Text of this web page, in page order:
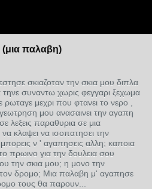
(μια παλαβη)
σκιαζοταν την σκια μου διπλα
τηνε συναντω χωρις φεγγαρι ξεχωμα
μεχρι που φτανει το νερο ,
μου ανασαινει την αγαπη
λεξεις παραθυρια σε μια
κλαψει να ισοπατησει την
ν ' αγαπησεις αλλη; καποια
πρωινο για την δουλεια σου
την σκια μου; η μονο την
δρομο; Μια παλαβη μ' αγαπησε
τους θα παρουν...